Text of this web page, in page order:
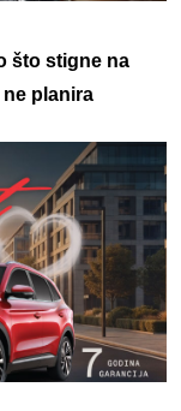
što stigne na
planira